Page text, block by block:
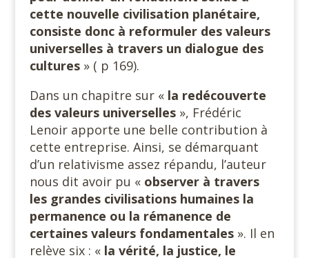
cette nouvelle civilisation planétaire,
consiste donc à reformuler des valeurs
universelles à travers un dialogue des
cultures » ( p 169).
Dans un chapitre sur « la redécouverte
des valeurs universelles», Frédéric
Lenoir apporte une belle contribution à
cette entreprise. Ainsi, se démarquant
d’un relativisme assez répandu, l’auteur
nous dit avoir pu « observer à travers
les grandes civilisations humaines la
permanence ou la rémanence de
certaines valeurs fondamentales». Il en
relève six : « la vérité, la justice, le